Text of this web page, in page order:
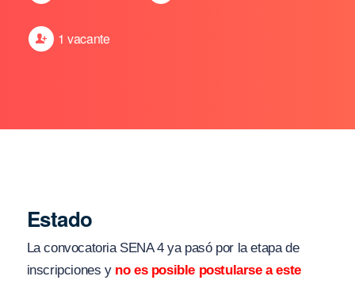
1 vacante
Estado
La convocatoria SENA 4 ya pasó por la etapa de
inscripciones y no es posible postularse a este